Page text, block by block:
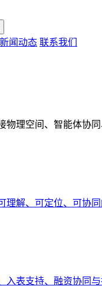
新闻动态 联系我们
理空间、智能体协
解、可定位、可协同
表支持、融资协同与